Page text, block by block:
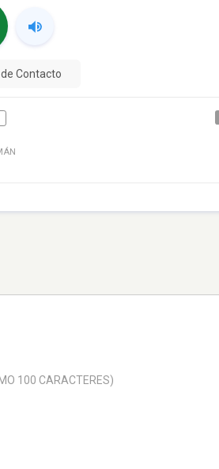
Contacto